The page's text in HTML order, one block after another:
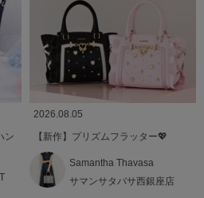
ン
2026.08.05
【新作】プリズムフラッター💖
Samantha Thavasa
サマンサタバサ西銀座店